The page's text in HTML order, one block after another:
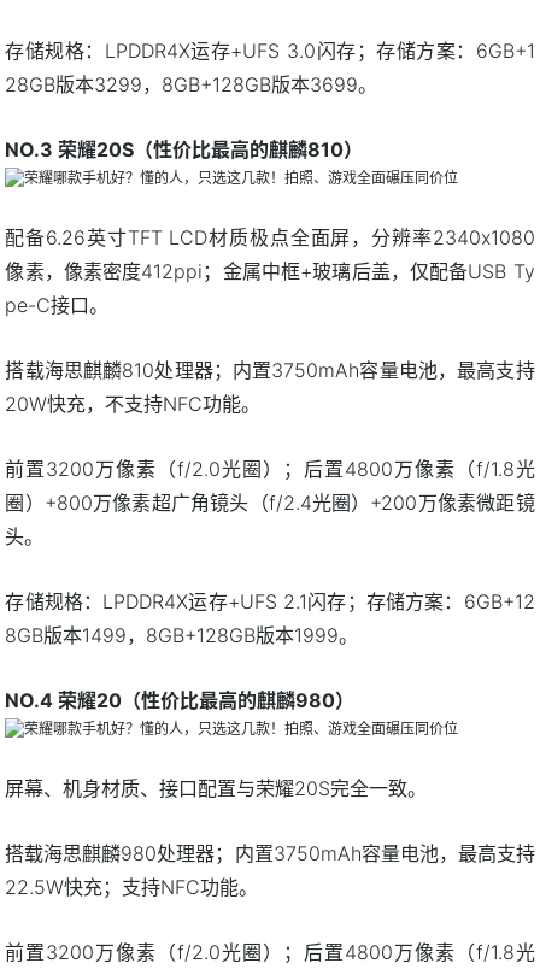
存储规格：LPDDR4X运存+UFS 3.0闪存；存储方案：6GB+1
28GB版本3299，8GB+128GB版本3699。
NO.3 荣耀20S（性价比最高的麒麟810）
配备6.26英寸TFT LCD材质极点全面屏，分辨率2340x1080
像素，像素密度412ppi；金属中框+玻璃后盖，仅配备USB Ty
pe-C接口。
搭载海思麒麟810处理器；内置3750mAh容量电池，最高支持
20W快充，不支持NFC功能。
前置3200万像素（f/2.0光圈）；后置4800万像素（f/1.8光
圈）+800万像素超广角镜头（f/2.4光圈）+200万像素微距镜
头。
存储规格：LPDDR4X运存+UFS 2.1闪存；存储方案：6GB+12
8GB版本1499，8GB+128GB版本1999。
NO.4 荣耀20（性价比最高的麒麟980）
屏幕、机身材质、接口配置与荣耀20S完全一致。
搭载海思麒麟980处理器；内置3750mAh容量电池，最高支持
22.5W快充；支持NFC功能。
前置3200万像素（f/2.0光圈）；后置4800万像素（f/1.8光